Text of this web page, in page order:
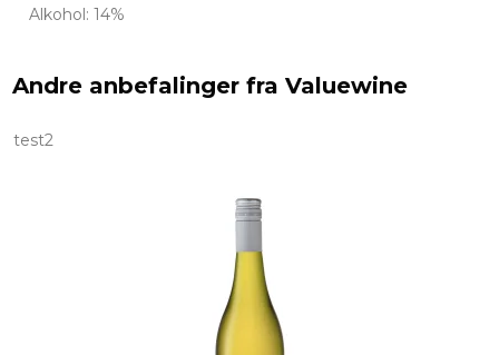
Alkohol: 14%
Andre anbefalinger fra Valuewine
test2